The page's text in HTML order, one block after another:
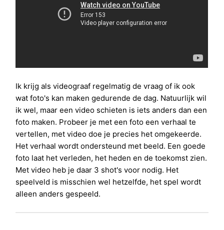
Ik krijg als videograaf regelmatig de vraag of ik ook
wat foto's kan maken gedurende de dag. Natuurlijk wil
ik wel, maar een video schieten is iets anders dan een
foto maken. Probeer je met een foto een verhaal te
vertellen, met video doe je precies het omgekeerde.
Het verhaal wordt ondersteund met beeld. Een goede
foto laat het verleden, het heden en de toekomst zien.
Met video heb je daar 3 shot's voor nodig. Het
speelveld is misschien wel hetzelfde, het spel wordt
alleen anders gespeeld.